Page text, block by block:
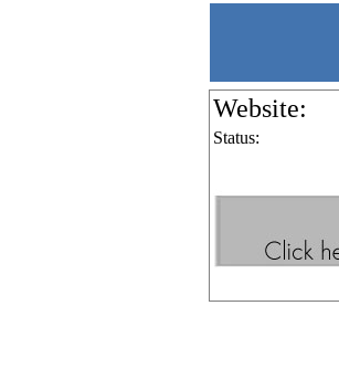
Website:
Status: